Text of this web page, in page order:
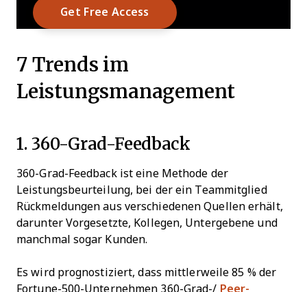
7 Trends im
Leistungsmanagement
1. 360-Grad-Feedback
360-Grad-Feedback ist eine Methode der
Leistungsbeurteilung, bei der ein Teammitglied
Rückmeldungen aus verschiedenen Quellen erhält,
darunter Vorgesetzte, Kollegen, Untergebene und
manchmal sogar Kunden.
Es wird prognostiziert, dass mittlerweile 85 % der
Fortune-500-Unternehmen 360-Grad-/ Peer-